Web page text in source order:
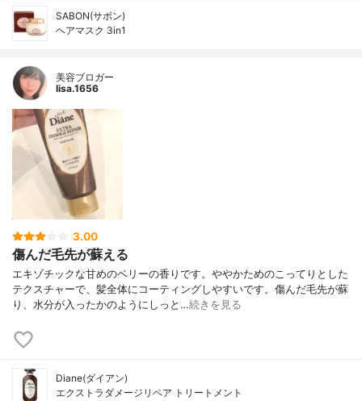
SABON(サボン)
ヘアマスク 3in1
美容ブロガー
lisa.1656
3.00
傷んだ毛先が蘇える
エキゾチックな甘めのベリーの香りです。ややかためのこってりとした
テクスチャーで、髪全体にコーティングしやすいです。傷んだ毛先が蘇
り、水分が入ったかのようにしっと…続きを見る
Diane(ダイアン)
エクストラダメージリペア トリートメント